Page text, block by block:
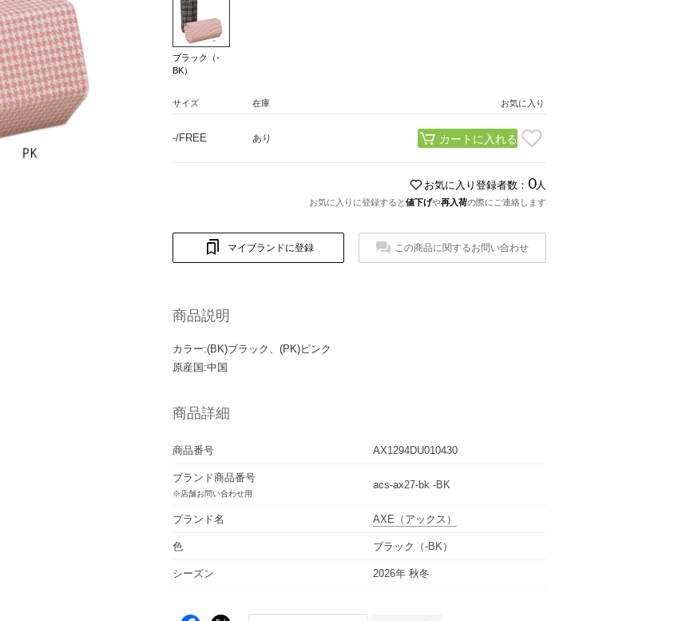
ブラック（-
BK）
サイズ 在庫 お気に入り
-/FREE あり カートに入れる
お気に入り登録者数： 0人
お気に入りに登録すると値下げや再入荷の際にご連絡します
マイブランドに登録 この商品に関するお問い合わせ
商品説明
カラー:(BK)ブラック、(PK)ピンク
原産国:中国
商品詳細
商品番号 AX1294DU010430
ブランド商品番号
※店舗お問い合わせ用
acs-ax27-bk -BK
ブランド名 AXE （アックス）
色 ブラック（-BK）
シーズン 2026年 秋冬